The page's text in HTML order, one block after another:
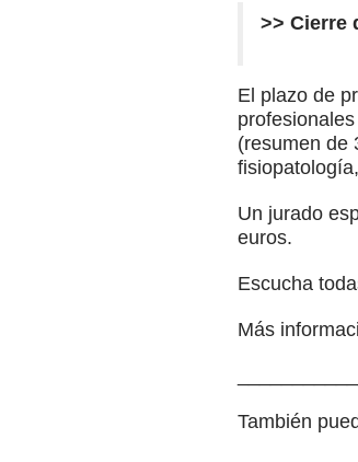
>> Cierre
El plazo de
(resumen de
Un jurado
euros.
Escucha
Más
También